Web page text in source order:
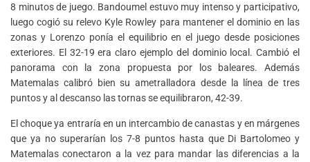
8 minutos de juego. Bandoumel estuvo muy intenso y participativo,
luego cogió su relevo Kyle Rowley para mantener el dominio en las
zonas y Lorenzo ponía el equilibrio en el juego desde posiciones
exteriores. El 32-19 era claro ejemplo del dominio local. Cambió el
panorama con la zona propuesta por los baleares. Además
Matemalas calibró bien su ametralladora desde la línea de tres
puntos y al descanso las tornas se equilibraron, 42-39.
El choque ya entraría en un intercambio de canastas y en márgenes
que ya no superarían los 7-8 puntos hasta que Di Bartolomeo y
Matemalas conectaron a la vez para mandar las diferencias a la